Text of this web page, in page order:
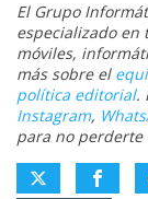
El Grupo
especializado en
móviles,
más sobre el
política editorial.
Instagram,
para no perderte